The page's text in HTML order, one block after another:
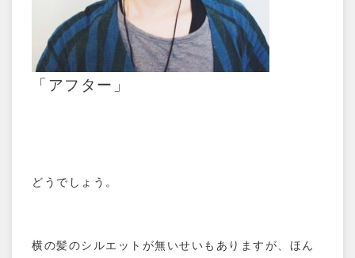
「アフター」
どうでしょう。
横の髪のシルエットが無いせいもありますが、ほん